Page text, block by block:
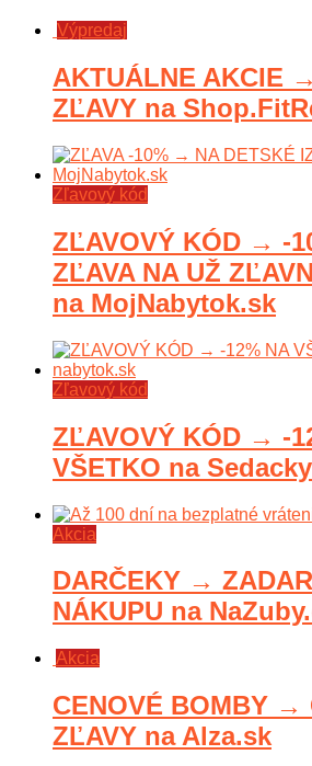
Výpredaj
AKTUÁLNE AKCIE
ZĽAVY na
Zľavový kód
ZĽAVOVÝ KÓD → -
ZĽAVA NA UŽ
na MojNabytok.sk
Zľavový kód
ZĽAVOVÝ KÓD → -
VŠETKO na
Akcia
DARČEKY →
NÁKUPU na
Akcia
CENOVÉ BOMBY →
ZĽAVY na Alza.sk